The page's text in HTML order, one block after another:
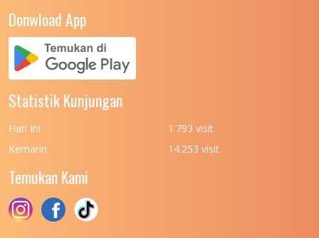
UNIVERSITAS NUSA CENDANA
UNIVERSITAS PADJADJARAN
UNIVERSITAS PATTIMURA
(UPN) VETERAN JAKARTA
UNIVERSITAS PEMBANGUNAN NASIONAL
(UPN) VETERAN JAWA TIMUR
UNIVERSITAS PEMBANGUNAN NASIONAL
Donwload App
Statistik Kunjungan
Hari Ini
1.793 visit
Kemarin
14.253 visit
Temukan Kami